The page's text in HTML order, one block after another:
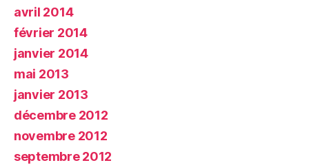
avril 2014
février 2014
janvier 2014
mai 2013
janvier 2013
décembre 2012
novembre 2012
septembre 2012